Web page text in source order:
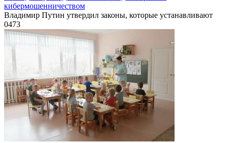
кибермошенничеством
Владимир Путин утвердил законы, которые устанавливают
0473